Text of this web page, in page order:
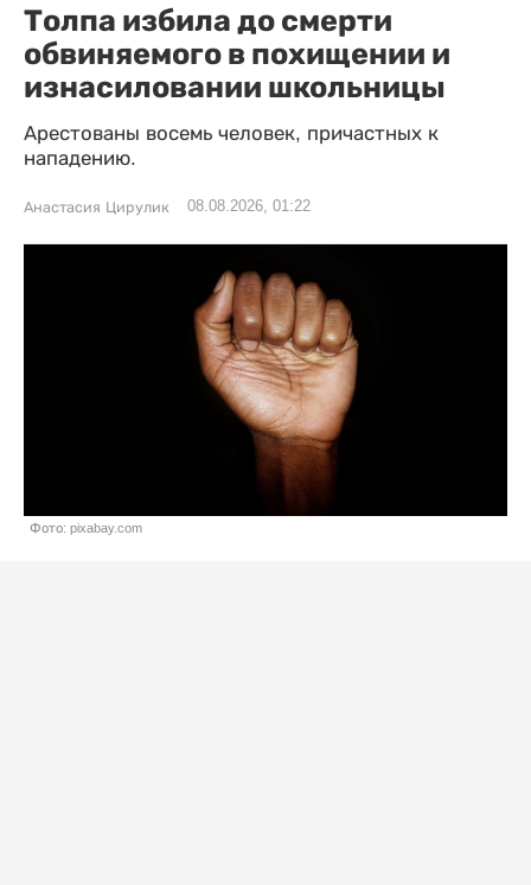
Толпа избила до смерти
обвиняемого в похищении и
изнасиловании школьницы
Арестованы восемь человек, причастных к
нападению.
Анастасия Цирулик 08.08.2026, 01:22
Фото: pixabay.com